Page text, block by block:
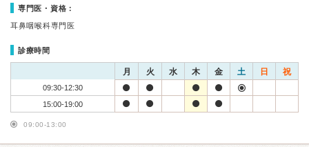
専門医・資格：
耳鼻咽喉科専門医
診療時間
月 火 水 木 金 土 日 祝
09:30-12:30
15:00-19:00
09:00-13:00